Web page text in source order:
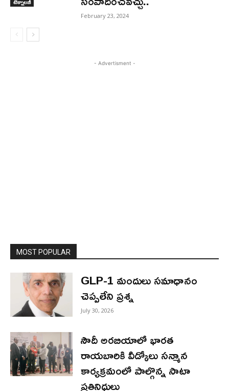
టెక్నాలజీ
February 23, 2024
- Advertisment -
MOST POPULAR
GLP-1 మందులు సమాధానం
చెప్పలేని ప్రశ్న
July 30, 2026
సౌదీ అరబియాలో భారత
రాయబారికి వీడ్కోలు సన్మాన
కార్యక్రమంలో పాల్గొన్న సాటా
ప్రతినిధులు